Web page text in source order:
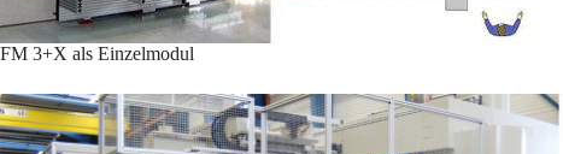
FM 3+X als Einzelmodul